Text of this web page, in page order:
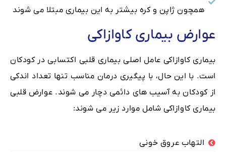
همچون ژاپن و کره بیشتر به این بیماری مبتلا می شوند
عوارض بیماری کاوازاکی
بیماری کاوازاکی عامل اصلی بیماری قلبی اکتسابی در کودکان
است. با این حال، با پیگیری درمان مناسب تنها تعداد اندکی
از کودکان به آسیب های دائمی دچار می شوند. عوارض قلبی
بیماری کاوازاکی شامل موارد زیر می شوند:
التهاب عروق خونی